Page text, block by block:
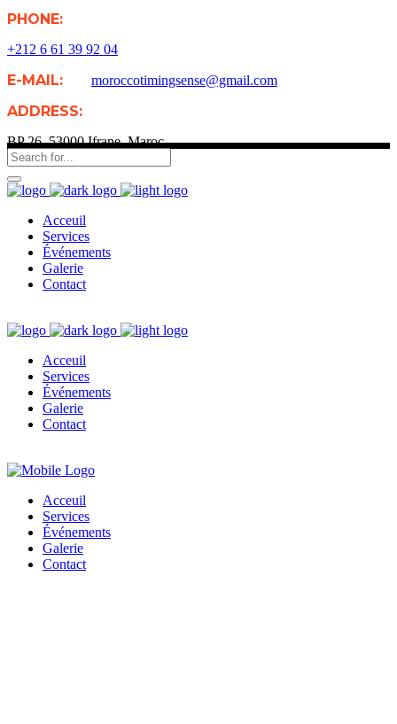
PHONE:
+212 6 61 39 92 04
E-MAIL: moroccotimingsense@gmail.com
ADDRESS:
BP 26, 53000 Ifrane, Maroc
Acceuil
Services
Événements
Galerie
Contact
Acceuil
Services
Événements
Galerie
Contact
Acceuil
Services
Événements
Galerie
Contact